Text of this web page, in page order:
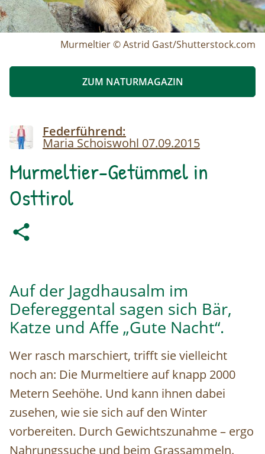
Murmeltier © Astrid Gast/Shutterstock.com
ZUM NATURMAGAZIN
ImageFederführend:
Maria Schoiswohl 07.09.2015
Murmeltier-Getümmel in
Osttirol
Auf der Jagdhausalm im
Defereggental sagen sich Bär,
Katze und Affe „Gute Nacht“.
Wer rasch marschiert, trifft sie vielleicht
noch an: Die Murmeltiere auf knapp 2000
Metern Seehöhe. Und kann ihnen dabei
zusehen, wie sie sich auf den Winter
vorbereiten. Durch Gewichtszunahme – ergo
Nahrungssuche und beim Grassammeln.